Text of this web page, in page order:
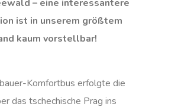
– eine interessantere
ist in unserem größtem
kaum vorstellbar!
Komfortbus erfolgte die
das tschechische Prag ins